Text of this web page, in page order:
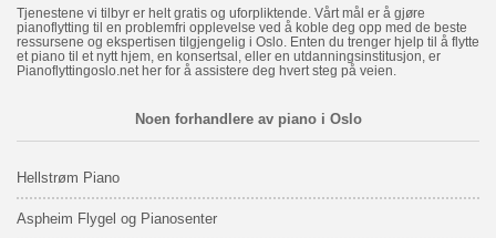
Tjenestene vi tilbyr er helt gratis og uforpliktende. Vårt mål er å gjøre
pianoflytting til en problemfri opplevelse ved å koble deg opp med de beste
ressursene og ekspertisen tilgjengelig i Oslo. Enten du trenger hjelp til å flytte
et piano til et nytt hjem, en konsertsal, eller en utdanningsinstitusjon, er
Pianoflyttingoslo.net her for å assistere deg hvert steg på veien.
Noen forhandlere av piano i Oslo
Hellstrøm Piano
Aspheim Flygel og Pianosenter